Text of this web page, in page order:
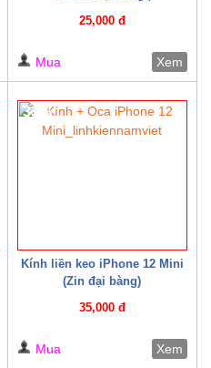
25,000 đ
Mua Xem
Kính liền keo iPhone 12 Mini
(Zin đại bàng)
35,000 đ
33%
Mua Xem